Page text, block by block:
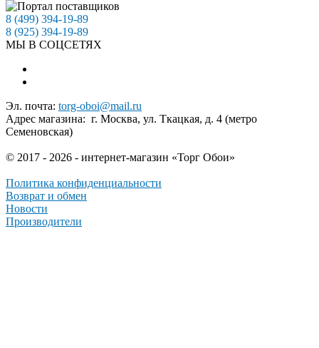
8 (499) 394-19-89
8 (925) 394-19-89
МЫ В СОЦСЕТЯХ
Эл. почта: torg-oboi@mail.ru
Адрес магазина: г. Москва, ул. Ткацкая, д. 4 (метро
Семеновская)
© 2017 - 2026 - интернет-магазин «Торг Обои»
Политика конфиденциальности
Возврат и обмен
Новости
Производители